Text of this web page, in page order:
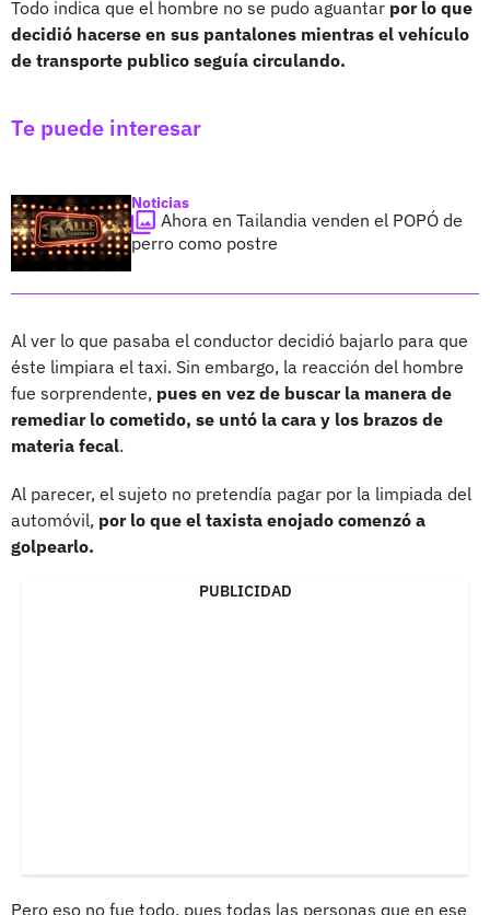
Todo indica que el hombre no se pudo aguantar por lo que
decidió hacerse en sus pantalones mientras el vehículo
de transporte publico seguía circulando.
Te puede interesar
Noticias
Ahora en Tailandia venden el POPÓ de
perro como postre
Al ver lo que pasaba el conductor decidió bajarlo para que
éste limpiara el taxi. Sin embargo, la reacción del hombre
fue sorprendente, pues en vez de buscar la manera de
remediar lo cometido, se untó la cara y los brazos de
materia fecal.
Al parecer, el sujeto no pretendía pagar por la limpiada del
automóvil, por lo que el taxista enojado comenzó a
golpearlo.
PUBLICIDAD
Pero eso no fue todo, pues todas las personas que en ese